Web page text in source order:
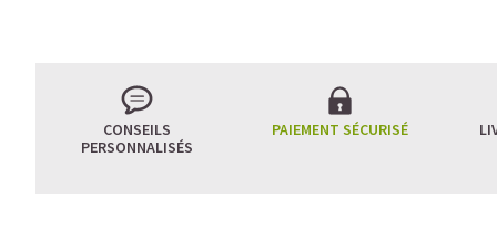
CONSEILS
PERSONNALISÉS
PAIEMENT SÉCURISÉ